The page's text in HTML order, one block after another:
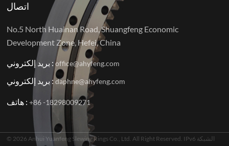
اتصال
No.5 North Huainan Road, Shuangfeng Economic
Development Zone, Hefei, China
بريد إلكتروني : office@ahyfeng.com
بريد إلكتروني : daphne@ahyfeng.com
هاتف : +86 -18298009271
© 2026 Anhui Yuanfeng Slewing Rings Co., Ltd. All Right Reserved. IPv6 الشبكة